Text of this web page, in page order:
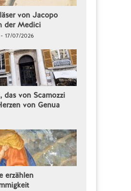
von Jacopo
der Medici
17/07/2026
das von Scamozzi
von Genua
erzählen